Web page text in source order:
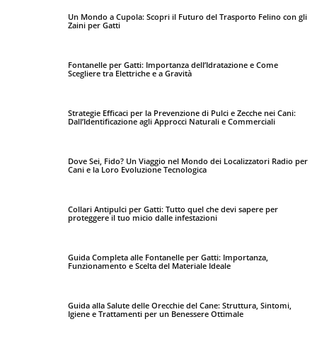
Un Mondo a Cupola: Scopri il Futuro del Trasporto Felino con gli
Zaini per Gatti
Fontanelle per Gatti: Importanza dell’Idratazione e Come
Scegliere tra Elettriche e a Gravità
Strategie Efficaci per la Prevenzione di Pulci e Zecche nei Cani:
Dall’Identificazione agli Approcci Naturali e Commerciali
Dove Sei, Fido? Un Viaggio nel Mondo dei Localizzatori Radio per
Cani e la Loro Evoluzione Tecnologica
Collari Antipulci per Gatti: Tutto quel che devi sapere per
proteggere il tuo micio dalle infestazioni
Guida Completa alle Fontanelle per Gatti: Importanza,
Funzionamento e Scelta del Materiale Ideale
Guida alla Salute delle Orecchie del Cane: Struttura, Sintomi,
Igiene e Trattamenti per un Benessere Ottimale